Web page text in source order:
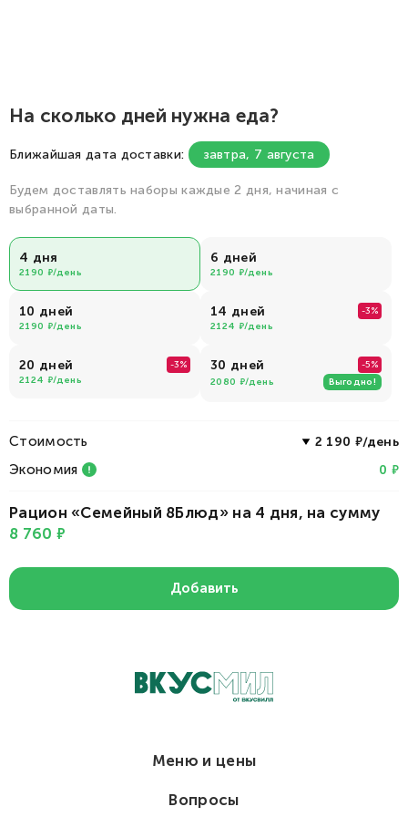
На сколько дней нужна еда?
Ближайшая дата доставки: завтра, 7 августа
Будем доставлять наборы каждые 2 дня, начиная с
выбранной даты.
4 дня
2190 /день
6 дней
2190 /день
10 дней
2190 /день
14 дней -3%
2124
/день
20 дней -3%
2124
/день
30 дней -5%
2080
/день Выгодно!
Стоимость 2 190 /день
Экономия 0
Рацион «Семейный 8Блюд» на 4 дня, на сумму
8 760
Добавить
Меню и цены
Вопросы